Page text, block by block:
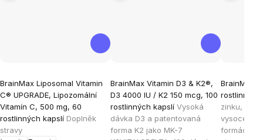
BrainMax Liposomal Vitamin
C® UPGRADE, Lipozomální
Vitamín C, 500 mg, 60
rostlinných kapslí Doplněk
stravy
hodnocení
produktu
je
5,0
BrainMax Vitamin D3 & K2®,
D3 4000 IU / K2 150 mcg, 100
rostlinných kapslí Vysoká
dávka D3 a patentovaná
forma K2 jako MK-7
hodnocení
produktu
je
5,0
BrainMax
zinku,
vysoce
formách,
produktu
je
4,9